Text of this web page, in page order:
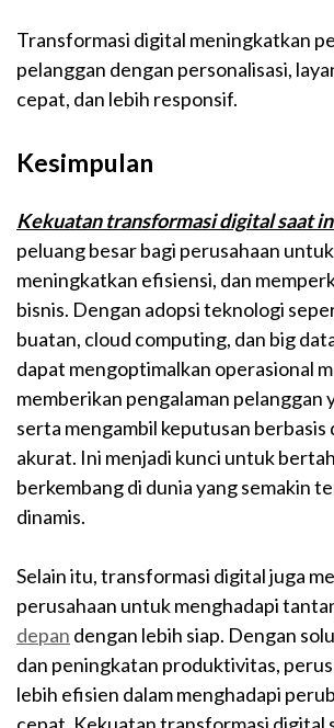
Transformasi digital meningkatkan
pelanggan dengan personalisasi,
cepat, dan lebih responsif.
Kesimpulan
Kekuatan transformasi digital saat
peluang besar bagi perusahaan
meningkatkan efisiensi, dan
bisnis. Dengan adopsi teknologi
buatan, cloud computing, dan big
dapat mengoptimalkan operasional
memberikan pengalaman pelanggan
serta mengambil keputusan berbasis
akurat. Ini menjadi kunci untuk
berkembang di dunia yang semakin
dinamis.
Selain itu, transformasi digital juga
perusahaan untuk menghadapi
depan dengan lebih siap. Dengan
dan peningkatan produktivitas,
lebih efisien dalam menghadapi